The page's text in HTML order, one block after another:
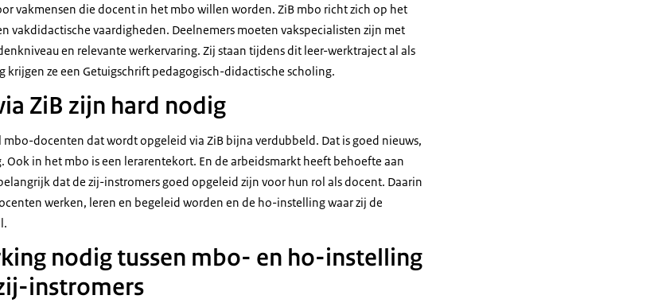
vakmensen die docent in het mbo willen worden. ZiB mbo richt zich op het
vakdidactische vaardigheden. Deelnemers moeten vakspecialisten zijn met
en relevante werkervaring. Zij staan tijdens dit leer-werktraject al als
krijgen ze een Getuigschrift pedagogisch-didactische scholing.
ZiB zijn hard nodig
docenten dat wordt opgeleid via ZiB bijna verdubbeld. Dat is goed nieuws,
in het mbo is een lerarentekort. En de arbeidsmarkt heeft behoefte aan
dat de zij-instromers goed opgeleid zijn voor hun rol als docent. Daarin
werken, leren en begeleid worden en de ho-instelling waar zij de
nodig tussen mbo- en ho-instelling
instromers